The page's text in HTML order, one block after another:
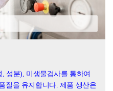
성분), 미생물검사를 통하여
질을 유지합니다. 제품 생산은